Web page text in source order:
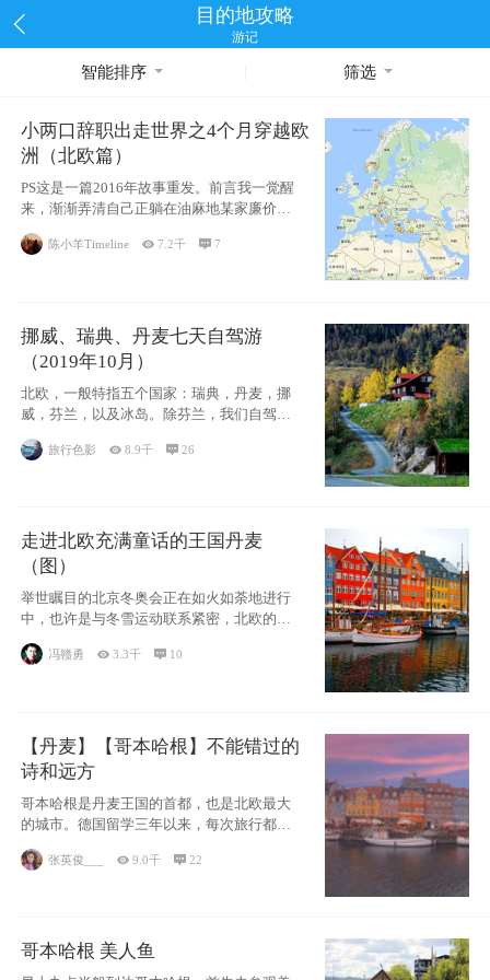
目的地攻略
游记
智能排序 筛选
小两口辞职出走世界之4个月穿越欧
洲（北欧篇）
PS这是一篇2016年故事重发。前言我一觉醒
来，渐渐弄清自己正躺在油麻地某家廉价宾
馆
陈小羊Timeline 7.2千 7
挪威、瑞典、丹麦七天自驾游
（2019年10月）
北欧，一般特指五个国家：瑞典，丹麦，挪
威，芬兰，以及冰岛。除芬兰，我们自驾游
旅行色影 8.9千 26
走进北欧充满童话的王国丹麦
（图）
举世瞩目的北京冬奥会正在如火如荼地进行
中，也许是与冬雪运动联系紧密，北欧的一
些国家因
冯赣勇 3.3千  10
【丹麦】【哥本哈根】不能错过的
诗和远方
哥本哈根是丹麦王国的首都，也是北欧最大
的城市。德国留学三年以来，每次旅行都是
张英俊___ 9.0千 22
哥本哈根 美人鱼